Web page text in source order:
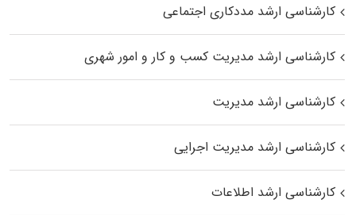
کارشناسی ارشد مددکاری اجتماعی
کارشناسی ارشد مدیریت کسب و کار و امور شهری
کارشناسی ارشد مدیریت
کارشناسی ارشد مدیریت اجرایی
کارشناسی ارشد اطلاعات